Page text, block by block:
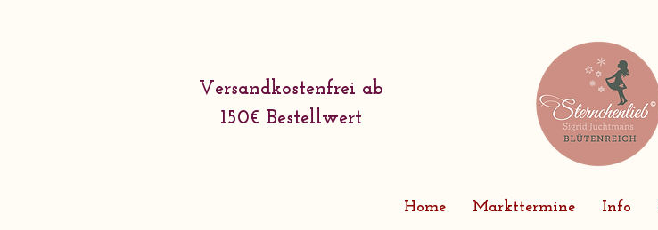
Home Markttermine Info
Versandkostenfrei ab
150€ Bestellwert